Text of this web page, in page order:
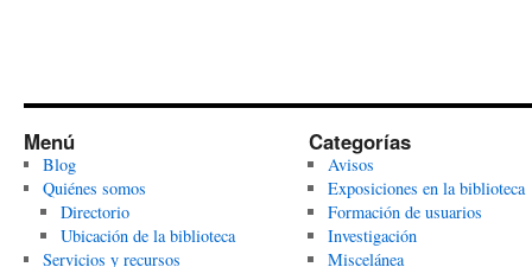
Menú
Blog
Quiénes somos
Directorio
Ubicación de la biblioteca
Servicios y recursos
Categorías
Avisos
Exposiciones en la biblioteca
Formación de usuarios
Investigación
Miscelánea